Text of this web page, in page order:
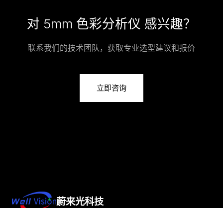
对 5mm 色彩分析仪 感兴趣？
联系我们的技术团队，获取专业选型建议和报价
立即咨询
蔚来光科技